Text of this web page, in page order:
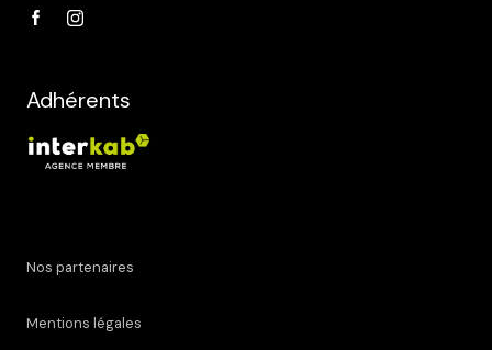
Adhérents
Nos partenaires
Mentions légales